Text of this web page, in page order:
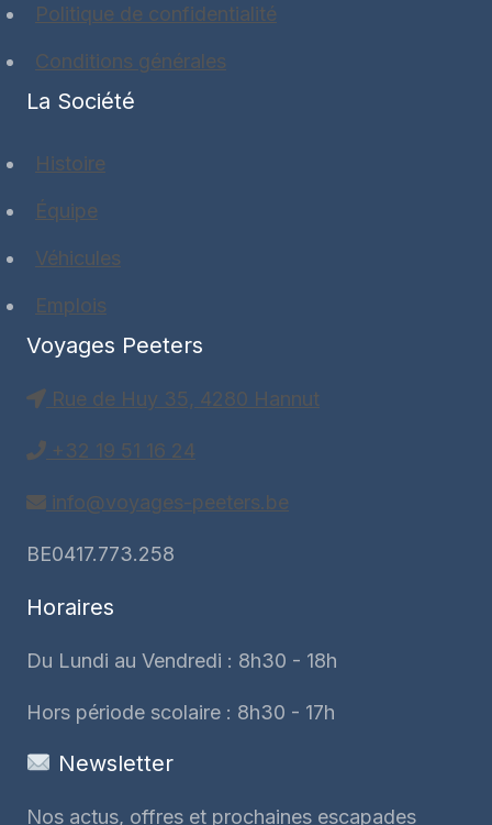
Politique de confidentialité
Conditions générales
La Société
Histoire
Équipe
Véhicules
Emplois
Voyages Peeters
Rue de Huy 35, 4280 Hannut
+32 19 51 16 24
info@voyages-peeters.be
BE0417.773.258
Horaires
Du Lundi au Vendredi : 8h30 - 18h
Hors période scolaire : 8h30 - 17h
Newsletter
Nos actus, offres et prochaines escapades